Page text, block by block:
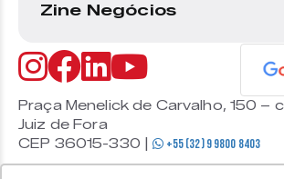
Zine Negócios
Praça Menelick de Carvalho, 150 –
Juiz de Fora
CEP 36015-330 |
+55 (32) 9 9800 8403